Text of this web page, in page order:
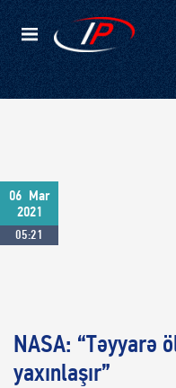
Kateqoriyalar
06
Mar
2021
05:21
NASA: “Təyyarə
yaxınlaşır”